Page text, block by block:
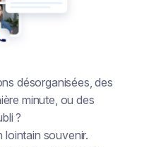
désorganisées, des
minute, ou des
?
lointain souvenir.